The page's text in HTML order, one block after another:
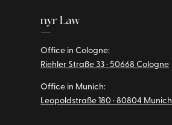
nyr Law
—
Office in Cologne:
Riehler Straße 33 · 50668 Cologne
Office in Munich:
Leopoldstraße 180 · 80804 Munich